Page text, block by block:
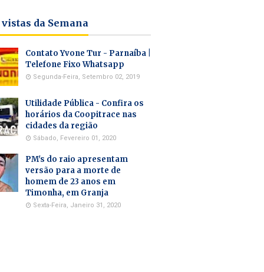
da Semana
Contato Yvone Tur - Parnaíba |
Telefone Fixo Whatsapp
Segunda-Feira, Setembro 02, 2019
Utilidade Pública - Confira os
horários da Coopitrace nas
cidades da região
Sábado, Fevereiro 01, 2020
PM's do raio apresentam
versão para a morte de
homem de 23 anos em
Timonha, em Granja
Sexta-Feira, Janeiro 31, 2020